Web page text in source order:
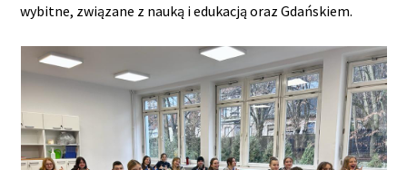
wybitne, związane z nauką i edukacją oraz Gdańskiem.